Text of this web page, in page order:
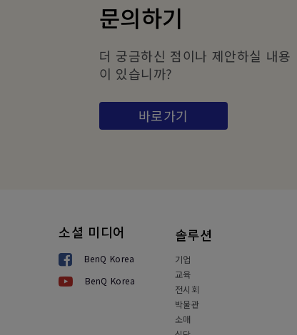
문의하기
더 궁금하신 점이나 제안하실 내용
이 있습니까?
바로가기
소셜 미디어
BenQ Korea
BenQ Korea
솔루션
기업
교육
전시회
박물관
소매